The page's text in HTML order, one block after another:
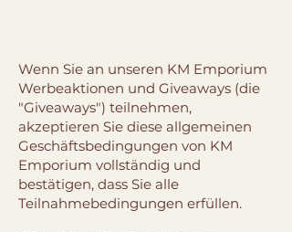
Wenn Sie an unseren KM Emporium
Werbeaktionen und Giveaways (die
"Giveaways") teilnehmen,
akzeptieren Sie diese allgemeinen
Geschäftsbedingungen von KM
Emporium vollständig und
bestätigen, dass Sie alle
Teilnahmebedingungen erfüllen.